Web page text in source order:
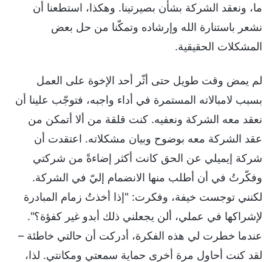
ما، ونعقد الشركة بشأن بصيرتينا. وهكذا، استطعنا أن
نشعر باستنارة الله وإرشاده وتمكّنا من حل بعض
المشكلات الحقيقية.
لم يمض وقت طويل حتى أثّر أحد الإخوة على العمل
بسبب لامبالاته المستمرة في أداء واجبه، فتوجّب علينا أن
نعقد معه الشركة ونعفيه. كنت قلقة من ألا أتمكن من
عقد الشركة معه بوضوح وبيان مشكلاته. اعتقدت أن
شركة إيميلي عن الحق كانت أكثر إضاءةً من شركتي
وفكّرتُ في أن أطلب منها الانضمام إليّ في الشركة.
لكنني توجست خيفة، وفكرت: "إذا أخذتُ زمام المبادرة
لإشراكها في عملي، ألن يجعلني ذلك أبدو غير كفؤة؟".
عندما خطرت لي هذه الفكرة، أدركت أن حالتي خاطئة –
لقد كنت أحاول مرة أخرى حماية سمعتي ومكانتي. لذا،